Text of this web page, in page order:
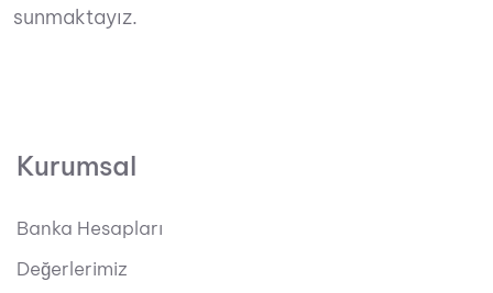
sunmaktayız.
Kurumsal
Banka Hesapları
Değerlerimiz